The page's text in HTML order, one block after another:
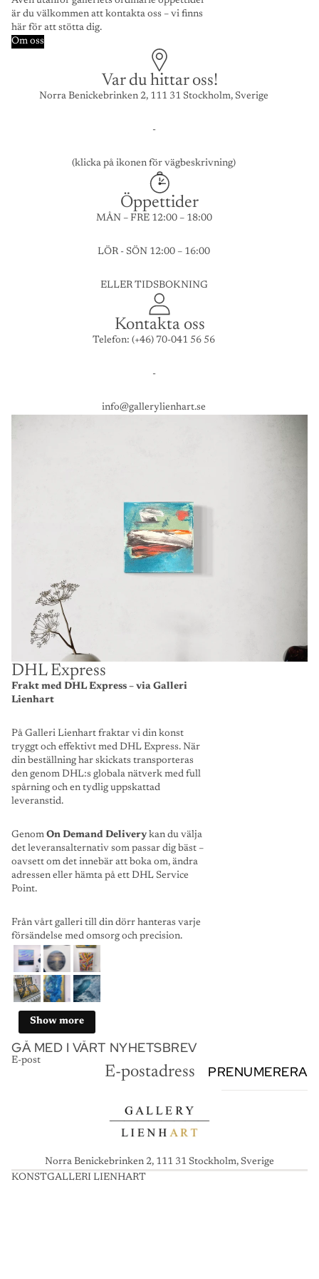
är du välkommen att kontakta oss – vi finns
här för att stötta dig.
Om oss
Var du hittar oss!
Norra Benickebrinken 2, 111 31 Stockholm, Sverige
-
(klicka på ikonen för vägbeskrivning)
Öppettider
MÅN – FRE 12:00 – 18:00
LÖR - SÖN 12:00 – 16:00
ELLER TIDSBOKNING
Kontakta oss
Telefon: (+46) 70-041 56 56
-
info@gallerylienhart.se
DHL Express
Frakt med DHL Express – via Galleri
Lienhart
På Galleri Lienhart fraktar vi din konst
tryggt och effektivt med DHL Express. När
din beställning har skickats transporteras
den genom DHL:s globala nätverk med full
spårning och en tydlig uppskattad
leveranstid.
Genom On Demand Delivery kan du välja
det leveransalternativ som passar dig bäst –
oavsett om det innebär att boka om, ändra
adressen eller hämta på ett DHL Service
Point.
Från vårt galleri till din dörr hanteras varje
försändelse med omsorg och precision.
Show more
GÅ MED I VÅRT NYHETSBREV
E-post
PRENUMERERA
Norra Benickebrinken 2, 111 31 Stockholm, Sverige
KONSTGALLERI LIENHART